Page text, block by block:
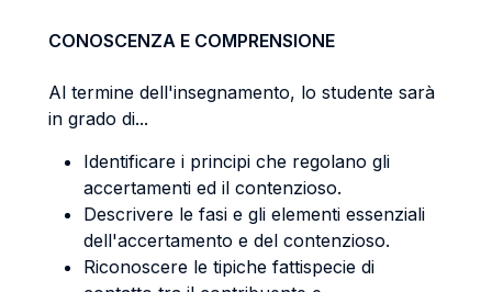
CONOSCENZA E COMPRENSIONE
Al termine dell'insegnamento, lo studente sarà
in grado di...
Identificare i principi che regolano gli
accertamenti ed il contenzioso.
Descrivere le fasi e gli elementi essenziali
dell'accertamento e del contenzioso.
Riconoscere le tipiche fattispecie di